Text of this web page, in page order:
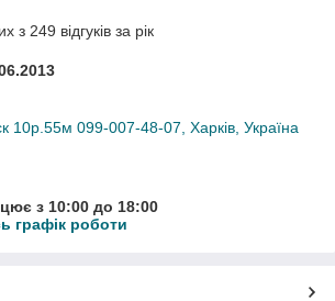
з 249 відгуків за рік
10р.55м 099-007-48-07, Харків, Україна
з 10:00 до 18:00
графік роботи